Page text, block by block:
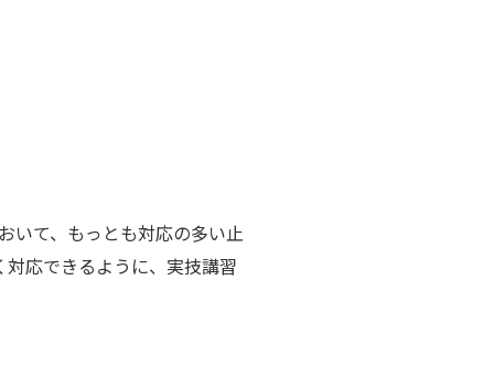
いて、もっとも対応の多い止
応できるように、実技講習